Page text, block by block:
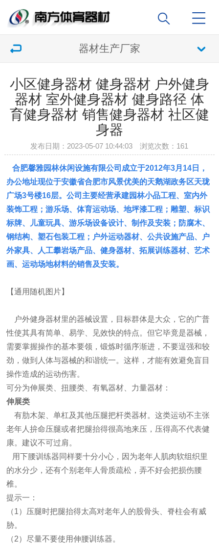
器材生产厂家
小区健身器材 健身器材 户外健身
器材 室外健身器材 健身路径 体
育健身器材 销售健身器材 社区健
身器
发布日期：2023-05-07 10:44:03 浏览次数： 161
合肥馨雅园林休闲设施有限公司成立于2012年3月14日，
办公地址现位于安徽省合肥市风景优美的天鹅湖政务区天珑
广场3号楼16层。公司主要经营承建园林小品工程、室内外
装饰工程；游乐场、体育运动场、地坪漆工程；雕塑、标识
标牌、儿童玩具、游乐场设备设计、制作及安装；防腐木、
钢结构、塑石包装工程；户外运动器材、公共设施产品、户
外家具、人工攀岩场产品、健身器材、拓展训练器材、艺术
画、运动场地材料的销售及安装。
【通用随机图片】
户外健身器材里的器械设置，目标群体是大众，它的广普
性使其具有简单、易学、见效快的特点。但它毕竟是器械，
需要掌握操作的基本要领，锻炼时循序渐进，不要逞强和较
劲，做到人体与器械的和谐统一。这样，才能有效避免盲目
操作造成的运动伤害。
可分为伸展类、扭腰类、有氧器材、力量器材：
伸展类
有肋木架、单杠及其他压腿把杆类器材。这类运动不主张
老年人拚命压腿或者把腿抬得很高地来压，压得高不代表健
康。建议不可过肩。
用下腰训练器同样要十分小心，因为老年人肌肉软组织里
的水分少，还有个别老年人骨质疏松，弄不好会把损伤腰
椎。
提示一：
（1）压腿时把腿抬得太高对老年人的股骨头、脊柱会有威
胁。
（2）尽量不要使用伸腰训练器。